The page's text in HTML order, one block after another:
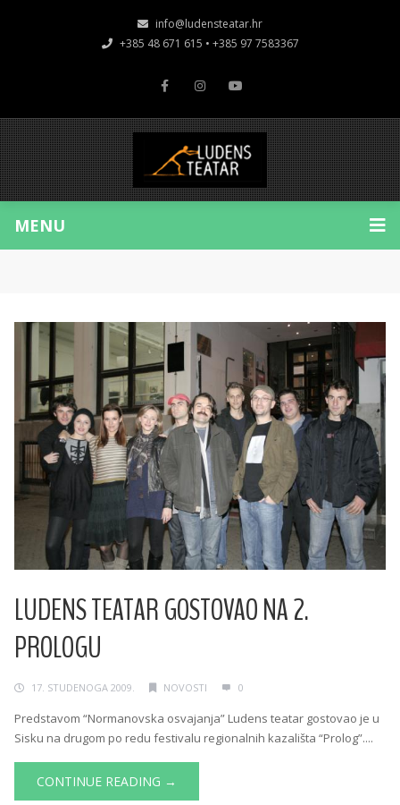
info@ludensteatar.hr
+385 48 671 615 • +385 97 7583367
MENU
LUDENS TEATAR GOSTOVAO NA 2.
PROLOGU
17. STUDENOGA 2009. NOVOSTI 0
Predstavom “Normanovska osvajanja” Ludens teatar gostovao je u
Sisku na drugom po redu festivalu regionalnih kazališta “Prolog”....
CONTINUE READING →